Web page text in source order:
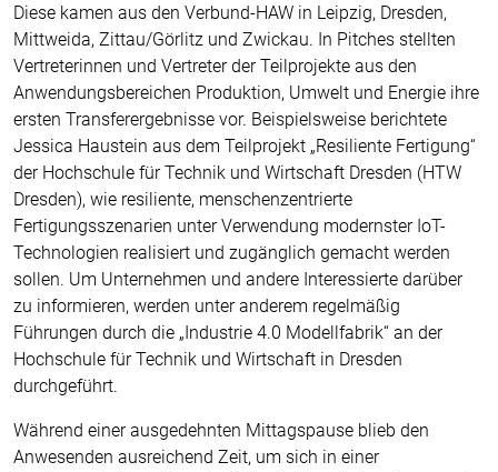
Diese kamen aus den Verbund-HAW in Leipzig, Dresden,
Mittweida, Zittau/Görlitz und Zwickau. In Pitches stellten
Vertreterinnen und Vertreter der Teilprojekte aus den
Anwendungsbereichen Produktion, Umwelt und Energie ihre
ersten Transferergebnisse vor. Beispielsweise berichtete
Jessica Haustein aus dem Teilprojekt „Resiliente Fertigung“
der Hochschule für Technik und Wirtschaft Dresden (HTW
Dresden), wie resiliente, menschenzentrierte
Fertigungsszenarien unter Verwendung modernster IoT-
Technologien realisiert und zugänglich gemacht werden
sollen. Um Unternehmen und andere Interessierte darüber
zu informieren, werden unter anderem regelmäßig
Führungen durch die „Industrie 4.0 Modellfabrik“ an der
Hochschule für Technik und Wirtschaft in Dresden
durchgeführt.
Während einer ausgedehnten Mittagspause blieb den
Anwesenden ausreichend Zeit, um sich in einer